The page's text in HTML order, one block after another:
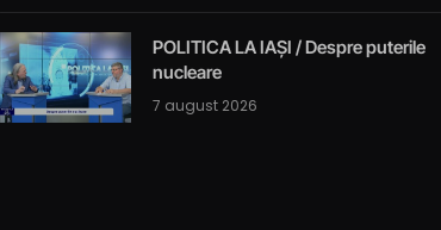
POLITICA LA IAȘI / Despre puterile
nucleare
7 august 2026